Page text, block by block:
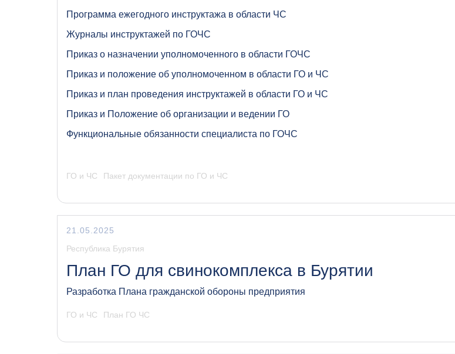
Программа ежегодного инструктажа в области ЧС
Журналы инструктажей по ГОЧС
Приказ о назначении уполномоченного в области ГОЧС
Приказ и положение об уполномоченном в области ГО и ЧС
Приказ и план проведения инструктажей в области ГО и ЧС
Приказ и Положение об организации и ведении ГО
Функциональные обязанности специалиста по ГОЧС
ГО и ЧС Пакет документации по ГО и ЧС
21.05.2025
Республика Бурятия
План ГО для свинокомплекса в Бурятии
Разработка Плана гражданской обороны предприятия
ГО и ЧС План ГО ЧС